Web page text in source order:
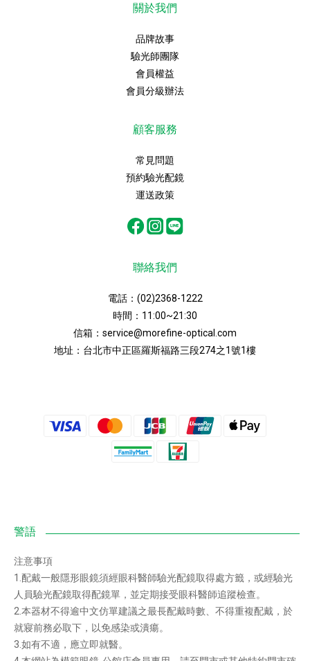
關於我們
品牌故事
驗光師團隊
會員權益
會員分級辦法
顧客服務
常見問題
預約驗光配鏡
運送政策
聯絡我們
電話： (02)2368-1222
時間：11:00~21:30
信箱： service@morefine-optical.com
地址： 台北市中正區羅斯福路三段274之1號1樓
注意事項
1.配戴一般隱形眼鏡須經眼科醫師驗光配鏡取得處方籤，或經驗光
人員驗光配鏡取得配鏡單，並定期接受眼科醫師追蹤檢查。
2.本器材不得逾中文仿單建議之最長配戴時數、不得重複配戴，於
就寢前務必取下，以免感染或潰瘍。
3.如有不適，應立即就醫。